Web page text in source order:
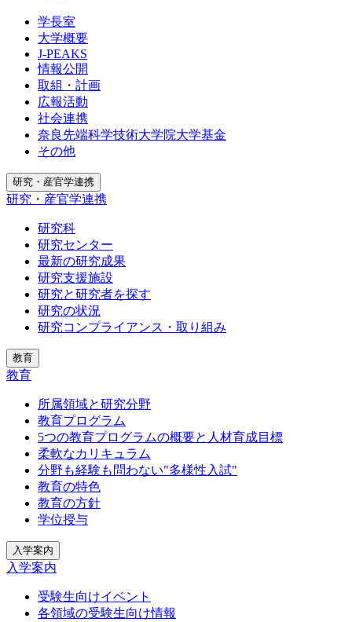
学長室
大学概要
J-PEAKS
情報公開
取組・計画
広報活動
社会連携
奈良先端科学技術大学院大学基金
その他
研究・産官学連携
研究・産官学連携
研究科
研究センター
最新の研究成果
研究支援施設
研究と研究者を探す
研究の状況
研究コンプライアンス・取り組み
教育
教育
所属領域と研究分野
教育プログラム
5つの教育プログラムの概要と人材育成目標
柔軟なカリキュラム
分野も経験も問わない"多様性入試"
教育の特色
教育の方針
学位授与
入学案内
入学案内
受験生向けイベント
各領域の受験生向け情報